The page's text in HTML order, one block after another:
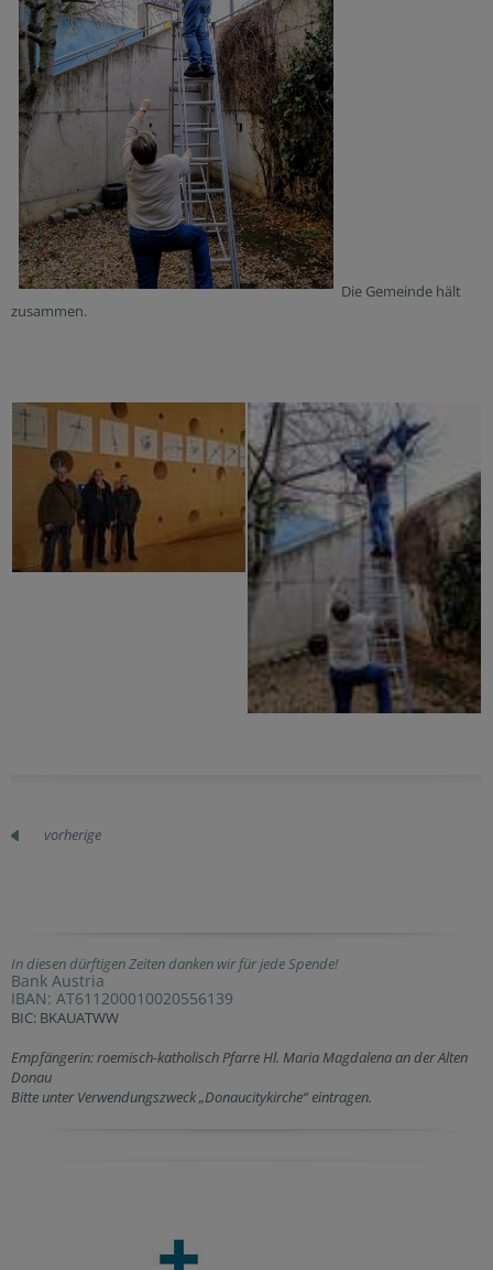
Die Gemeinde hält
zusammen.
vorherige
In diesen dürftigen Zeiten danken wir für jede Spende!
Bank Austria
IBAN: AT611200010020556139
BIC: BKAUATWW
Empfängerin: roemisch-katholisch Pfarre Hl. Maria Magdalena an der Alten
Donau
Bitte unter Verwendungszweck „Donaucitykirche“ eintragen.